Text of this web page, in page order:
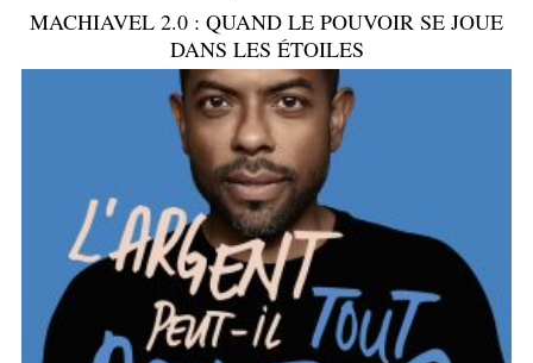
MACHIAVEL 2.0 : QUAND LE POUVOIR SE JOUE
DANS LES ÉTOILES